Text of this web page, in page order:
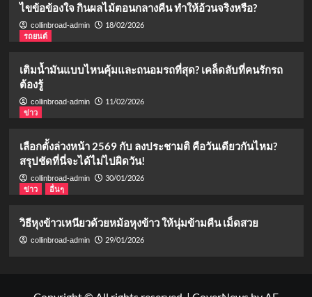
ไขข้อข้องใจ กินผลไม้ตอนกลางคืน ทำให้อ้วนจริงหรือ?
collinbroad-admin
18/02/2026
รถยนต์
เติมน้ำมันแบบไหนคุ้มและถนอมรถที่สุด? เคล็ดลับที่คนรักรถ
ต้องรู้
collinbroad-admin
11/02/2026
ข่าว
เลือกตั้งล่วงหน้า 2569 กับ ลงประชามติ คือวันเดียวกันไหม?
สรุปชัดที่นี่จะได้ไม่ไปผิดวัน!
collinbroad-admin
30/01/2026
ข่าว
อื่นๆ
วิธีหุงข้าวเหนียวด้วยหม้อหุงข้าว ให้นุ่มข้ามคืน เม็ดสวย
collinbroad-admin 29/01/2026